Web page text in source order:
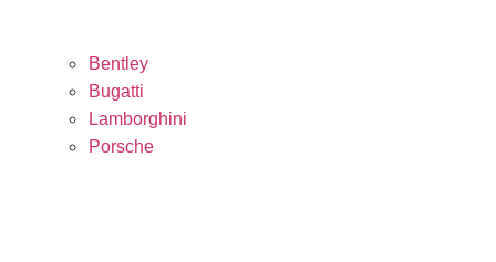
Bentley
Bugatti
Lamborghini
Porsche